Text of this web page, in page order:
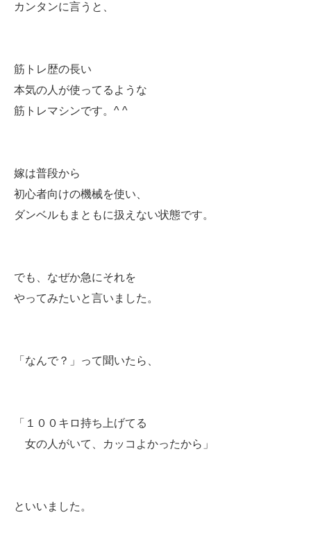
カンタンに言うと、
筋トレ歴の長い
本気の人が使ってるような
筋トレマシンです。^ ^
嫁は普段から
初心者向けの機械を使い、
ダンベルもまともに扱えない状態です。
でも、なぜか急にそれを
やってみたいと言いました。
「なんで？」って聞いたら、
「１００キロ持ち上げてる
女の人がいて、カッコよかったから」
といいました。